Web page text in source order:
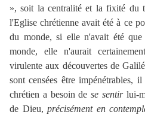
», soit la centralité et la fixité du
l'Eglise chrétienne avait été à ce
du monde, si elle n'avait été que
monde, elle n'aurait
virulente aux découvertes de
sont censées être impénétrables,
chrétien a besoin dese sentirlui-
de Dieu,précisément en